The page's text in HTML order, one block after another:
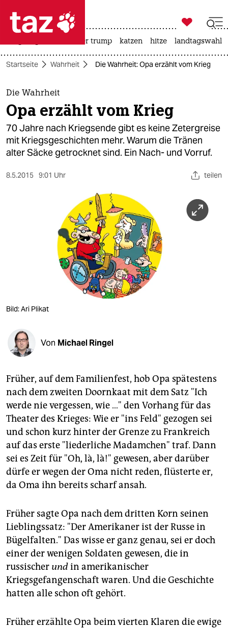
 taz zahl ich
taz zahl ich
themen
politik
öko
gesellschaft
veranstaltungen
shop
fragen & hilfe
unterstützen
abo
genossenschaft
epaper login

taz zahl ich
usa unter trump katzen hitze landtagswahl
Startseite Wahrheit Die Wahrheit: Opa erzählt vom Krieg
Die Wahrheit
Opa erzählt vom Krieg
70 Jahre nach Kriegsende gibt es keine Zetergreise
mit Kriegsgeschichten mehr. Warum die Tränen
alter Säcke getrocknet sind. Ein Nach- und Vorruf.
8.5.2015 9:01 Uhr teilen
Bild: Ari Plikat
Von Michael Ringel
Früher, auf dem Familienfest, hob Opa spätestens
nach dem zweiten Doornkaat mit dem Satz "Ich
werde nie vergessen, wie …" den Vorhang für das
Theater des Krieges: Wie er "ins Feld" gezogen sei
und schon kurz hinter der Grenze zu Frankreich
auf das erste "liederliche Madamchen" traf. Dann
sei es Zeit für "Oh, là, là!" gewesen, aber darüber
dürfe er wegen der Oma nicht reden, flüsterte er,
da Oma ihn bereits scharf ansah.
Früher sagte Opa nach dem dritten Korn seinen
Lieblingssatz: "Der Amerikaner ist der Russe in
Bügelfalten." Das wisse er ganz genau, sei er doch
einer der wenigen Soldaten gewesen, die in
russischer undin amerikanischer
Kriegsgefangenschaft waren. Und die Geschichte
hatten alle schon oft gehört.
Früher erzählte Opa beim vierten Klaren die ewige